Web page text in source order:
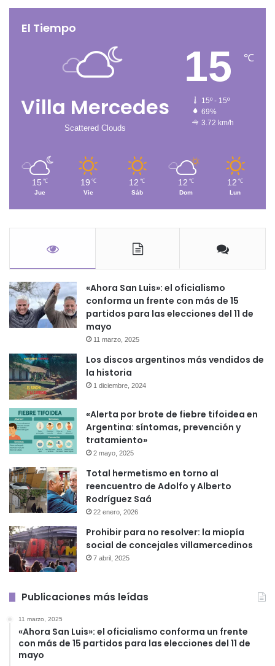
El Tiempo
Villa Mercedes
Scattered Clouds
15 ℃
15º - 15º
69%
3.72 km/h
15 ℃
Jue
19 ℃
Vie
12 ℃
Sáb
12 ℃
Dom
12 ℃
Lun
«Ahora San Luis»: el oficialismo
conforma un frente con más de 15
partidos para las elecciones del 11 de
mayo
11 marzo, 2025
Los discos argentinos más vendidos de
la historia
1 diciembre, 2024
«Alerta por brote de fiebre tifoidea en
Argentina: síntomas, prevención y
tratamiento»
2 mayo, 2025
Total hermetismo en torno al
reencuentro de Adolfo y Alberto
Rodríguez Saá
22 enero, 2026
Prohibir para no resolver: la miopía
social de concejales villamercedinos
7 abril, 2025
Publicaciones más leídas
11 marzo, 2025
«Ahora San Luis»: el oficialismo conforma un frente
con más de 15 partidos para las elecciones del 11 de
mayo